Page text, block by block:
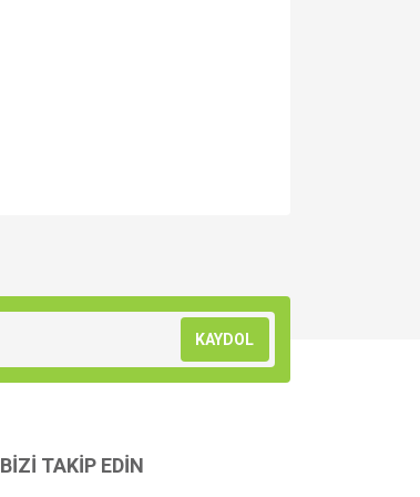
KAYDOL
BİZİ TAKİP EDİN